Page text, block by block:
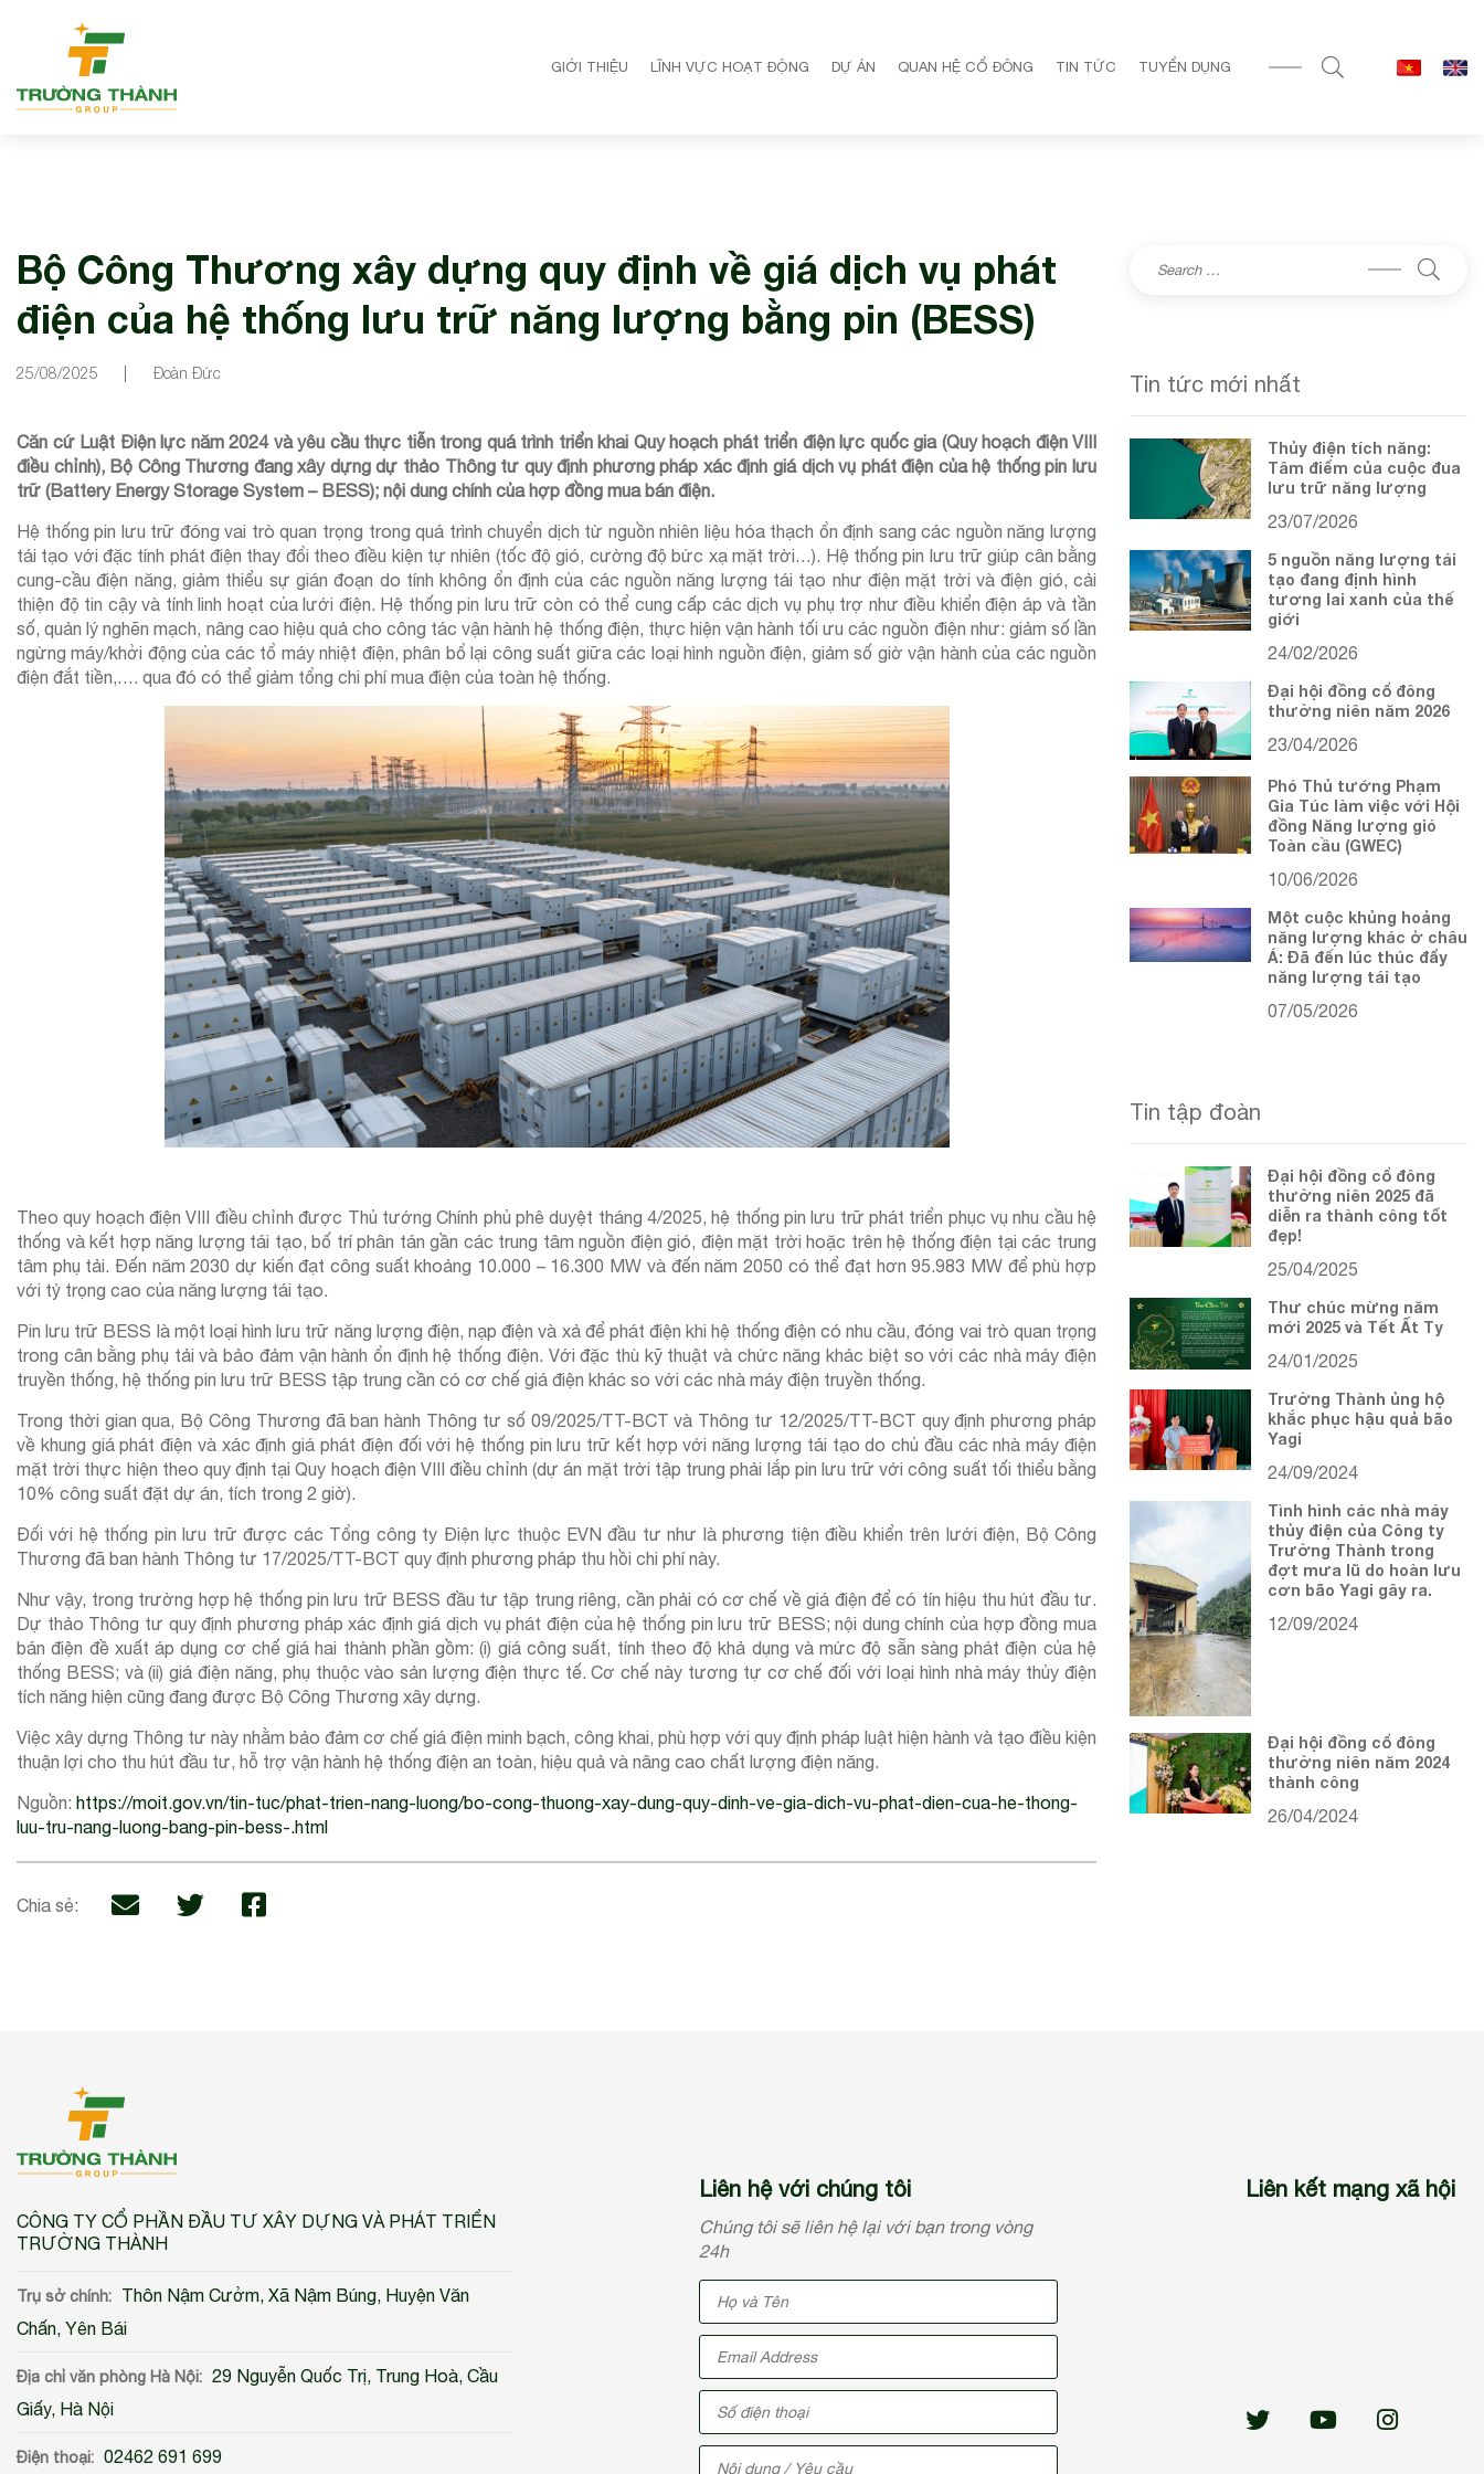
GIỚI THIỆU LĨNH VỰC HOẠT ĐỘNG DỰ ÁN QUAN HỆ CỔ ĐÔNG TIN TỨC TUYỂN DỤNG
Bộ Công Thương xây dựng quy định về giá dịch vụ phát
điện của hệ thống lưu trữ năng lượng bằng pin (BESS)
25/08/2025 Đoàn Đức
Căn cứ Luật Điện lực năm 2024 và yêu cầu thực tiễn trong quá trình triển khai Quy hoạch phát triển điện lực quốc gia (Quy hoạch điện VIII
điều chỉnh), Bộ Công Thương đang xây dựng dự thảo Thông tư quy định phương pháp xác định giá dịch vụ phát điện của hệ thống pin lưu
trữ (Battery Energy Storage System – BESS); nội dung chính của hợp đồng mua bán điện.
Hệ thống pin lưu trữ đóng vai trò quan trọng trong quá trình chuyển dịch từ nguồn nhiên liệu hóa thạch ổn định sang các nguồn năng lượng
tái tạo với đặc tính phát điện thay đổi theo điều kiện tự nhiên (tốc độ gió, cường độ bức xạ mặt trời…). Hệ thống pin lưu trữ giúp cân bằng
cung-cầu điện năng, giảm thiểu sự gián đoạn do tính không ổn định của các nguồn năng lượng tái tạo như điện mặt trời và điện gió, cải
thiện độ tin cậy và tính linh hoạt của lưới điện. Hệ thống pin lưu trữ còn có thể cung cấp các dịch vụ phụ trợ như điều khiển điện áp và tần
số, quản lý nghẽn mạch, nâng cao hiệu quả cho công tác vận hành hệ thống điện, thực hiện vận hành tối ưu các nguồn điện như: giảm số lần
ngừng máy/khởi động của các tổ máy nhiệt điện, phân bổ lại công suất giữa các loại hình nguồn điện, giảm số giờ vận hành của các nguồn
điện đắt tiền,…. qua đó có thể giảm tổng chi phí mua điện của toàn hệ thống.
Theo quy hoạch điện VIII điều chỉnh được Thủ tướng Chính phủ phê duyệt tháng 4/2025, hệ thống pin lưu trữ phát triển phục vụ nhu cầu hệ
thống và kết hợp năng lượng tái tạo, bố trí phân tán gần các trung tâm nguồn điện gió, điện mặt trời hoặc trên hệ thống điện tại các trung
tâm phụ tải. Đến năm 2030 dự kiến đạt công suất khoảng 10.000 – 16.300 MW và đến năm 2050 có thể đạt hơn 95.983 MW để phù hợp
với tỷ trọng cao của năng lượng tái tạo.
Pin lưu trữ BESS là một loại hình lưu trữ năng lượng điện, nạp điện và xả để phát điện khi hệ thống điện có nhu cầu, đóng vai trò quan trọng
trong cân bằng phụ tải và bảo đảm vận hành ổn định hệ thống điện. Với đặc thù kỹ thuật và chức năng khác biệt so với các nhà máy điện
truyền thống, hệ thống pin lưu trữ BESS tập trung cần có cơ chế giá điện khác so với các nhà máy điện truyền thống.
Trong thời gian qua, Bộ Công Thương đã ban hành Thông tư số 09/2025/TT-BCT và Thông tư 12/2025/TT-BCT quy định phương pháp
về khung giá phát điện và xác định giá phát điện đối với hệ thống pin lưu trữ kết hợp với năng lượng tái tạo do chủ đầu các nhà máy điện
mặt trời thực hiện theo quy định tại Quy hoạch điện VIII điều chỉnh (dự án mặt trời tập trung phải lắp pin lưu trữ với công suất tối thiểu bằng
10% công suất đặt dự án, tích trong 2 giờ).
Đối với hệ thống pin lưu trữ được các Tổng công ty Điện lực thuộc EVN đầu tư như là phương tiện điều khiển trên lưới điện, Bộ Công
Thương đã ban hành Thông tư 17/2025/TT-BCT quy định phương pháp thu hồi chi phí này.
Như vậy, trong trường hợp hệ thống pin lưu trữ BESS đầu tư tập trung riêng, cần phải có cơ chế về giá điện để có tín hiệu thu hút đầu tư.
Dự thảo Thông tư quy định phương pháp xác định giá dịch vụ phát điện của hệ thống pin lưu trữ BESS; nội dung chính của hợp đồng mua
bán điện đề xuất áp dụng cơ chế giá hai thành phần gồm: (i) giá công suất, tính theo độ khả dụng và mức độ sẵn sàng phát điện của hệ
thống BESS; và (ii) giá điện năng, phụ thuộc vào sản lượng điện thực tế. Cơ chế này tương tự cơ chế đối với loại hình nhà máy thủy điện
tích năng hiện cũng đang được Bộ Công Thương xây dựng.
Việc xây dựng Thông tư này nhằm bảo đảm cơ chế giá điện minh bạch, công khai, phù hợp với quy định pháp luật hiện hành và tạo điều kiện
thuận lợi cho thu hút đầu tư, hỗ trợ vận hành hệ thống điện an toàn, hiệu quả và nâng cao chất lượng điện năng.
Nguồn: https://moit.gov.vn/tin-tuc/phat-trien-nang-luong/bo-cong-thuong-xay-dung-quy-dinh-ve-gia-dich-vu-phat-dien-cua-he-thong-
luu-tru-nang-luong-bang-pin-bess-.html
Chia sẻ:
Tin tức mới nhất
Thủy điện tích năng:
Tâm điểm của cuộc đua
lưu trữ năng lượng
23/07/2026
5 nguồn năng lượng tái
tạo đang định hình
tương lai xanh của thế
giới
24/02/2026
Đại hội đồng cổ đông
thường niên năm 2026
23/04/2026
Phó Thủ tướng Phạm
Gia Túc làm việc với Hội
đồng Năng lượng gió
Toàn cầu (GWEC)
10/06/2026
Một cuộc khủng hoảng
năng lượng khác ở châu
Á: Đã đến lúc thúc đẩy
năng lượng tái tạo
07/05/2026
Tin tập đoàn
Đại hội đồng cổ đông
thường niên 2025 đã
diễn ra thành công tốt
đẹp!
25/04/2025
Thư chúc mừng năm
mới 2025 và Tết Ất Tỵ
24/01/2025
Trường Thành ủng hộ
khắc phục hậu quả bão
Yagi
24/09/2024
Tình hình các nhà máy
thủy điện của Công ty
Trường Thành trong
đợt mưa lũ do hoàn lưu
cơn bão Yagi gây ra.
12/09/2024
Đại hội đồng cổ đông
thường niên năm 2024
thành công
26/04/2024
CÔNG TY CỔ PHẦN ĐẦU TƯ XÂY DỰNG VÀ PHÁT TRIỂN
TRƯỜNG THÀNH
Trụ sở chính:
Thôn Nậm Cưởm, Xã Nậm Búng, Huyện Văn
Chấn, Yên Bái
Địa chỉ văn phòng Hà Nội: 29 Nguyễn Quốc Trị, Trung Hoà, Cầu
Giấy, Hà Nội
Điện thoại: 02462 691 699
Liên hệ với chúng tôi
Chúng tôi sẽ liên hệ lại với bạn trong vòng
24h
Liên kết mạng xã hội